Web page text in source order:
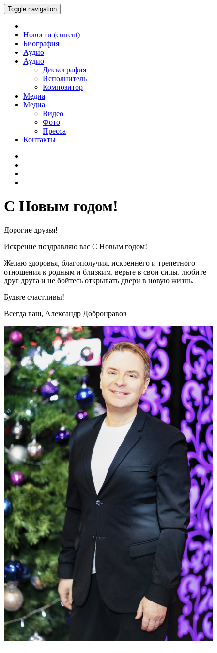
Toggle navigation
Новости (current)
Биография
Аудио
Аудио
Дискография
Исполнитель
Композитор
Медиа
Медиа
Видео
Фото
Пресса
Контакты
С Новым годом!
Дорогие друзья!
Искренне поздравляю вас С Новым годом!
Желаю здоровья, благополучия, искреннего и трепетного
отношения к родным и близким, верьте в свои силы, любите
друг друга и не бойтесь открывать двери в новую жизнь.
Будьте счастливы!
Всегда ваш, Александр Добронравов